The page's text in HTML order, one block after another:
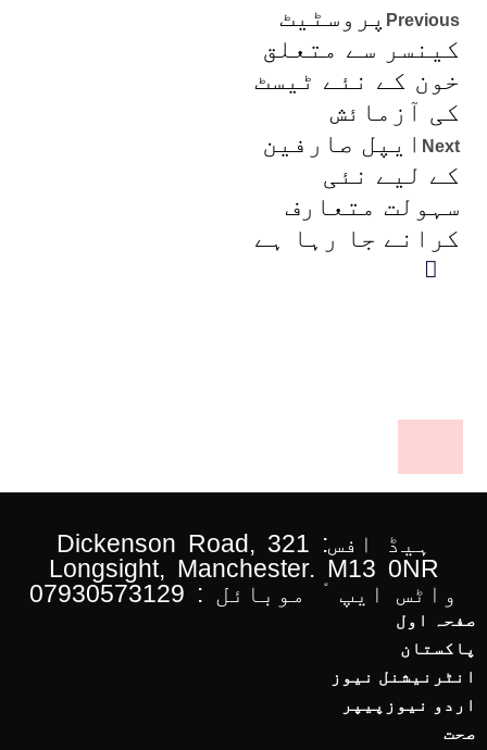
Previous پروسٹیٹ
کینسر سے متعلق
خون کے نئے ٹیسٹ
کی آزمائش
Next ایپل صارفین
کے لیے نئی
سہولت متعارف
کرانے جا رہا ہے
ہیڈ افس: 321 Dickenson Road,
Longsight, Manchester. M13 0NR
واٹس ایپ ْ موبائل : 07930573129
صفحہ اول
پاکستان
انٹرنیشنل نیوز
اردو نیوزپیپر
صحت